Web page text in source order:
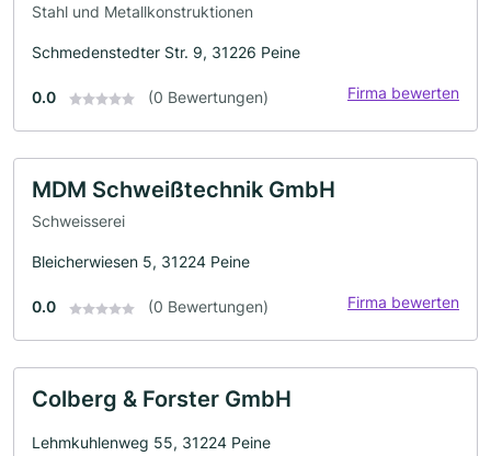
Stahl und Metallkonstruktionen
Schmedenstedter Str. 9, 31226 Peine
0.0 (0 Bewertungen) Firma bewerten
MDM Schweißtechnik GmbH
Schweisserei
Bleicherwiesen 5, 31224 Peine
0.0 (0 Bewertungen) Firma bewerten
Colberg & Forster GmbH
Lehmkuhlenweg 55, 31224 Peine